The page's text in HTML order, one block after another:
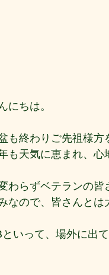
にちは。
も終わりご先祖様方
も天気に恵まれ、心
わらずベテランの皆
なので、皆さんとは
いって、場外に出